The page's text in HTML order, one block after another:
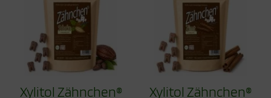
Xylitol Zähnchen®
Xylitol Zähnchen®